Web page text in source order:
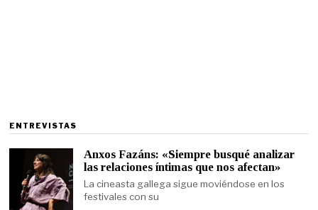
ENTREVISTAS
Anxos Fazáns: «Siempre busqué analizar
las relaciones íntimas que nos afectan»
La cineasta gallega sigue moviéndose en los
festivales con su